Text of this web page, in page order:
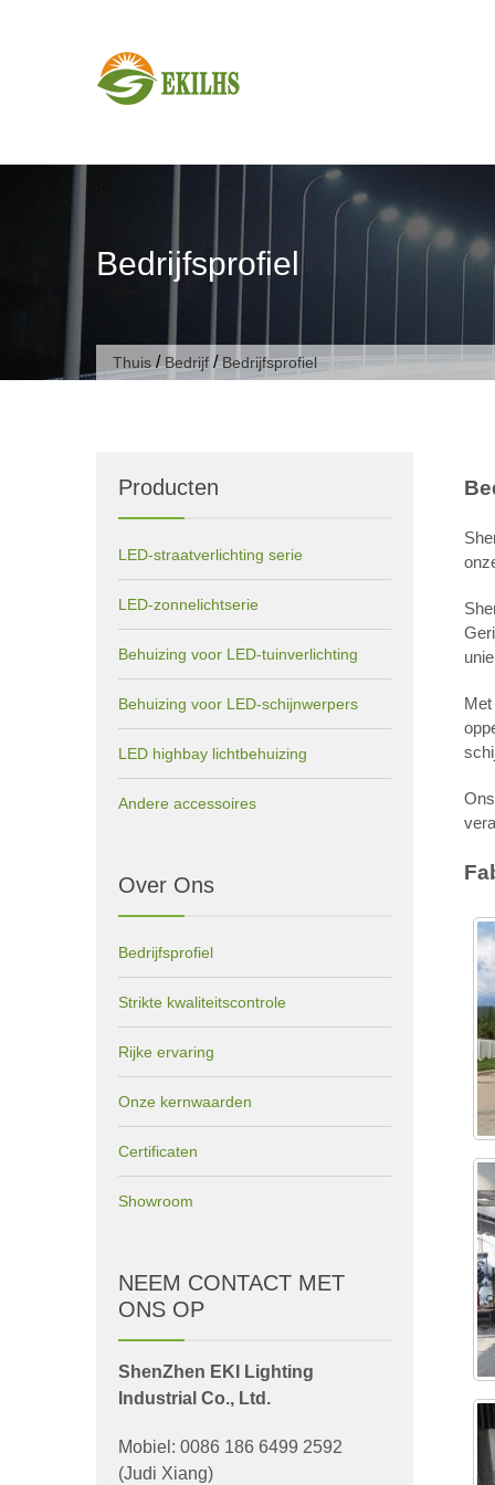
Bedrijfsprofiel
Thuis /Bedrijf /Bedrijfsprofiel
Producten
LED-straatverlichting serie
LED-zonnelichtserie
Behuizing voor LED-tuinverlichting
Behuizing voor LED-schijnwerpers
LED highbay lichtbehuizing
Andere accessoires
Over Ons
Bedrijfsprofiel
Strikte kwaliteitscontrole
Rijke ervaring
Onze kernwaarden
Certificaten
Showroom
NEEM CONTACT MET
ONS OP
ShenZhen EKI Lighting
Industrial Co., Ltd.
Mobiel: 0086 186 6499 2592
(Judi Xiang)